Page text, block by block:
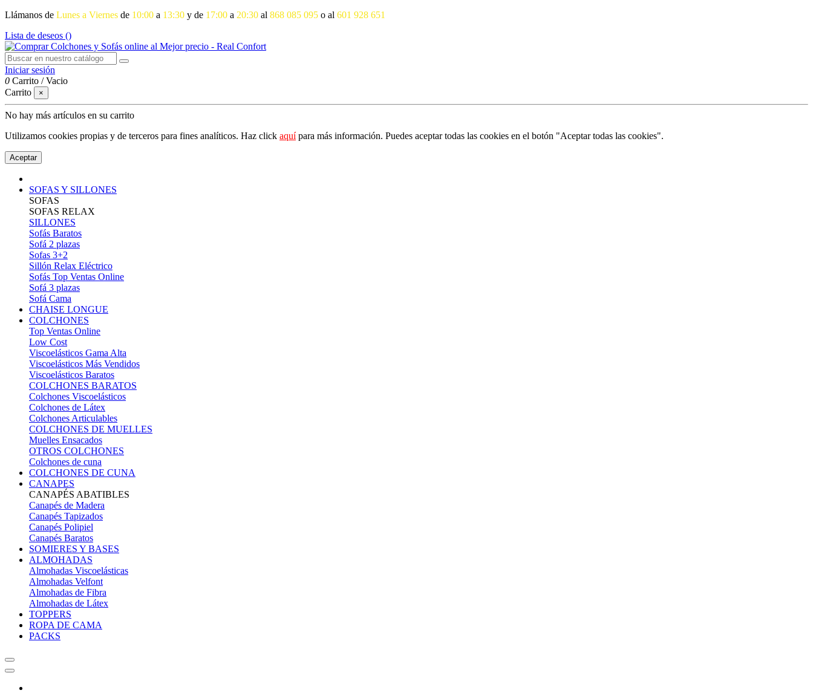
Llámanos de Lunes a Viernes de 10:00 a 13:30 y de 17:00 a 20:30 al 868 085 095 o al 601 928 651
Lista de deseos ()
Iniciar sesión
0 Carrito /Vacio
Carrito
×
No hay más artículos en su carrito
Utilizamos cookies propias y de terceros para fines analíticos. Haz click aquípara más información. Puedes aceptar todas las cookies en el botón "Aceptar todas las cookies".
Aceptar
SOFAS Y SILLONES
SOFAS
SOFAS RELAX
SILLONES
Sofás Baratos
Sofá 2 plazas
Sofas 3+2
Sillón Relax Eléctrico
Sofás Top Ventas Online
Sofá 3 plazas
Sofá Cama
CHAISE LONGUE
COLCHONES
Top Ventas Online
Low Cost
Viscoelásticos Gama Alta
Viscoelásticos Más Vendidos
Viscoelásticos Baratos
COLCHONES BARATOS
Colchones Viscoelásticos
Colchones de Látex
Colchones Articulables
COLCHONES DE MUELLES
Muelles Ensacados
OTROS COLCHONES
Colchones de cuna
COLCHONES DE CUNA
CANAPES
CANAPÉS ABATIBLES
Canapés de Madera
Canapés Tapizados
Canapés Polipiel
Canapés Baratos
SOMIERES Y BASES
ALMOHADAS
Almohadas Viscoelásticas
Almohadas Velfont
Almohadas de Fibra
Almohadas de Látex
TOPPERS
ROPA DE CAMA
PACKS